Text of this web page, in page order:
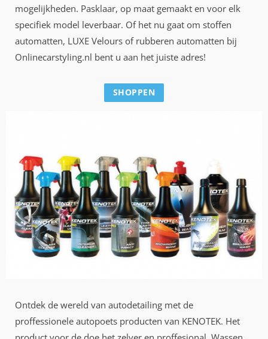
mogelijkheden. Pasklaar, op maat gemaakt en voor elk
specifiek model leverbaar. Of het nu gaat om stoffen
automatten, LUXE Velours of rubberen automatten bij
Onlinecarstyling.nl bent u aan het juiste adres!
SHOPPEN
Ontdek de wereld van autodetailing met de
proffessionele autopoets producten van KENOTEK. Het